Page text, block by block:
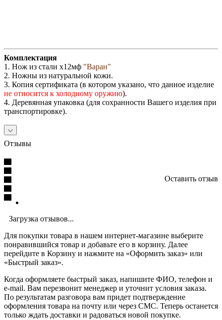
Комплектация
1. Нож из стали х12мф "Варан"
2. Ножны из натуральной кожи.
3. Копия сертификата (в котором указано, что данное изделие
не относится к холодному оружию).
4. Деревянная упаковка (для сохранности Вашего изделия при
транспортировке).
Отзывы
Оставить отзыв
Загрузка отзывов...
Для покупки товара в нашем интернет-магазине выберите
понравившийся товар и добавьте его в корзину. Далее
перейдите в Корзину и нажмите на «Оформить заказ» или
«Быстрый заказ».
Когда оформляете быстрый заказ, напишите ФИО, телефон и
e-mail. Вам перезвонит менеджер и уточнит условия заказа.
По результатам разговора вам придет подтверждение
оформления товара на почту или через СМС. Теперь останется
только ждать доставки и радоваться новой покупке.